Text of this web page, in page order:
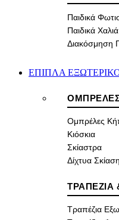
Παιδικά
Παιδικά Χαλιά
Διακόσμηση
ΕΠΙΠΛΑ
ΟΜΠΡΕΛΕΣ
Ομπρέλες
Κιόσκια
Σκίαστρα
Δίχτυα
ΤΡΑΠΕΖΙΑ
Τραπέζια